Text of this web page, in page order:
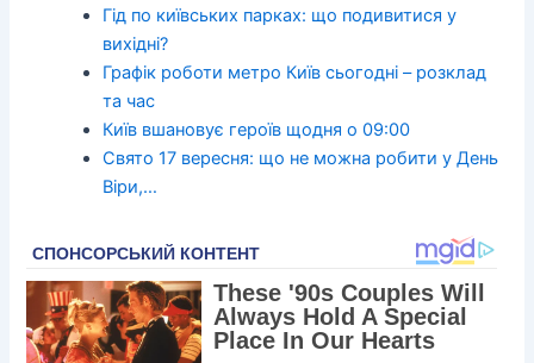
Гід по київських парках: що подивитися у
вихідні?
Графік роботи метро Київ сьогодні – розклад
та час
Київ вшановує героїв щодня о 09:00
Свято 17 вересня: що не можна робити у День
Віри,…